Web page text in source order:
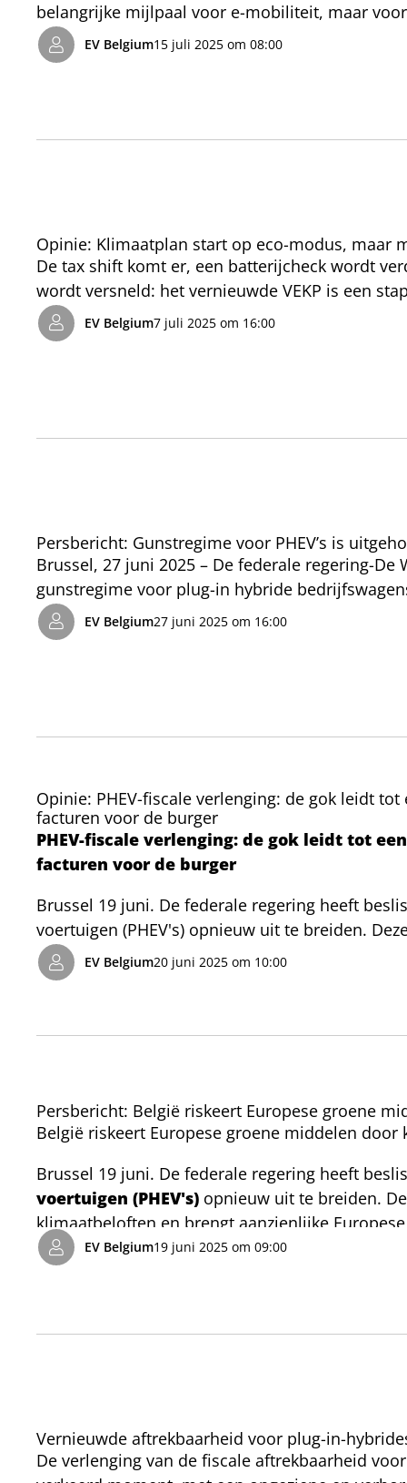
belangrijke mijlpaal voor e-mobiliteit, maar
nog nooit zo eenvoudig was. Wat vroeger nog
uitgegroeid tot een netwerk dat Europees
op vooruit, mede dankzij het Europees
EV Belgium15 juli 2025 om 08:00
Opinie: Klimaatplan start op eco-modus, maar
De tax shift komt er, een batterijcheck wordt
wordt versneld: het vernieuwde VEKP is een
volgens EV Belgium, al had de regering nog
mobiliteit is vandaag binnen handbereik.
EV Belgium7 juli 2025 om 16:00
Persbericht: Gunstregime voor PHEV’s is
Brussel, 27 juni 2025 – De federale regering-
gunstregime voor plug-in hybride
zelfstandigen. EV Belgium stelt vast dat dit
voorstel is uitgehold. Dit bewijst nogmaals dat
EV Belgium27 juni 2025 om 16:00
Opinie: PHEV-fiscale verlenging: de gok leidt
facturen voor de burger
PHEV-fiscale verlenging: de gok leidt tot
facturen voor de burger
Brussel 19 juni. De federale regering heeft
voertuigen (PHEV's) opnieuw uit te breiden.
klimaatbeloften en brengt aanzienlijke Europese
EV Belgium20 juni 2025 om 10:00
Persbericht: België riskeert Europese groene
België riskeert Europese groene middelen
Brussel 19 juni. De federale regering heeft
voertuigen (PHEV's) opnieuw uit te breiden.
klimaatbeloften en brengt aanzienlijke
EV Belgium19 juni 2025 om 09:00
Vernieuwde aftrekbaarheid voor plug-in-
De verlenging van de fiscale aftrekbaarheid